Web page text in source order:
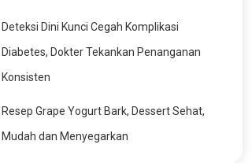
Deteksi Dini Kunci Cegah Komplikasi
Diabetes, Dokter Tekankan Penanganan
Konsisten
Resep Grape Yogurt Bark, Dessert Sehat,
Mudah dan Menyegarkan